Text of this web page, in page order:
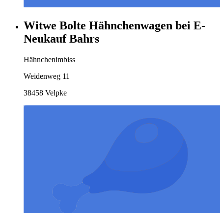
Witwe Bolte Hähnchenwagen bei E-
Neukauf Bahrs
Hähnchenimbiss
Weidenweg 11
38458 Velpke